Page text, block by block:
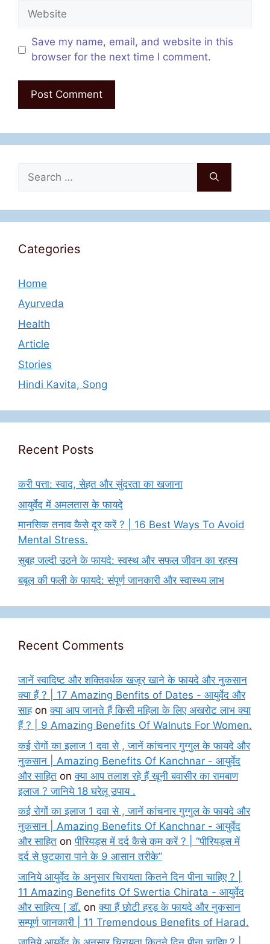
Website
Save my name, email, and website in this
browser for the next time I comment.
for:
Categories
Home
Ayurveda
Health
Article
Stories
Hindi Kavita, Song
Recent Posts
करी पत्ता: स्वाद, सेहत और सुंदरता का खजाना
आयुर्वेद में अमलतास के फायदे
मानसिक तनाव कैसे दूर करें ? | 16 Best Ways To Avoid
Mental Stress.
सुबह जल्दी उठने के फायदे: स्वस्थ और सफल जीवन का रहस्य
बबूल की फली के फायदे: संपूर्ण जानकारी और स्वास्थ्य लाभ
Recent Comments
जानें स्वादिष्ट और शक्तिवर्धक खजूर खाने के फायदे और नुकसान
क्या हैं ? | 17 Amazing Benfits of Dates - आयुर्वेद और
साहonक्या आप जानते हैं किसी महिला के लिए अखरोट लाभ क्या
हैं ? | 9 Amazing Benefits Of Walnuts For Women.
कई रोगों का इलाज 1 दवा से , जानें कांचनार गुग्गुल के फायदे और
नुकसान | Amazing Benefits Of Kanchnar - आयुर्वेद
और साहित onक्या आप तलाश रहे हैं खूनी बवासीर का रामबाण
इलाज ? जानिये 18 घरेलू उपाय .
कई रोगों का इलाज 1 दवा से , जानें कांचनार गुग्गुल के फायदे और
नुकसान | Amazing Benefits Of Kanchnar - आयुर्वेद
और साहित onपीरियड्स में दर्द कैसे कम करें ? | “पीरियड्स में
दर्द से छुटकारा पाने के 9 आसान तरीके”
जानिये आयुर्वेद के अनुसार चिरायता कितने दिन पीना चाहिए ? |
11 Amazing Benefits Of Swertia Chirata - आयुर्वेद
और साहित्य [ डॉ. onक्या हैं छोटी हरड़ के फायदे और नुकसान
सम्पूर्ण जानकारी | 11 Tremendous Benefits of Harad.